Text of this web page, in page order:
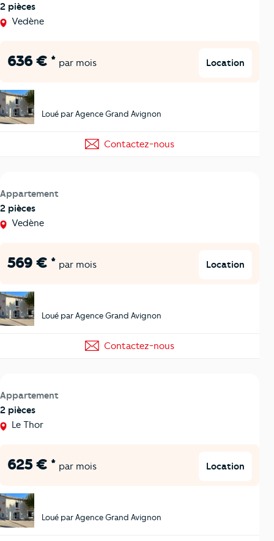
2 pièces
Vedène
636 € * par mois Location
Loué par Agence Grand Avignon
Contactez-nous
Appartement
2 pièces
Vedène
569 € * par mois Location
Loué par Agence Grand Avignon
Contactez-nous
Appartement
2 pièces
Le Thor
625 € * par mois Location
Loué par Agence Grand Avignon